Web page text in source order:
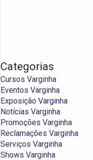
Categorias
Cursos Varginha
Eventos Varginha
Exposição Varginha
Notícias Varginha
Promoções Varginha
Reclamações Varginha
Serviços Varginha
Shows Varginha